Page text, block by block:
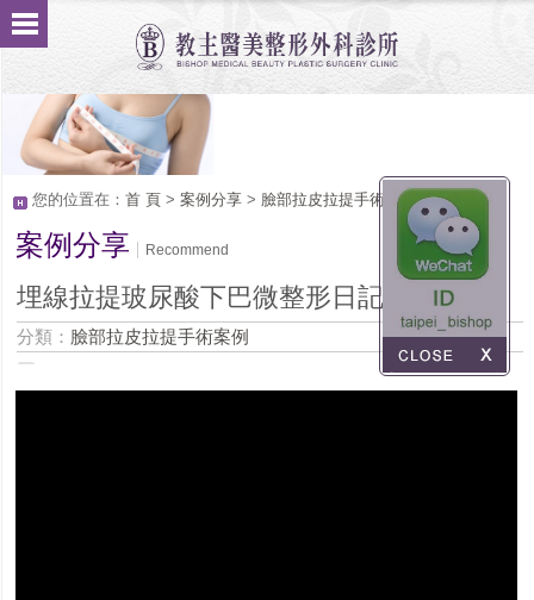
您的位置在： 首 頁> 案例分享> 臉部拉皮拉提手術案例
案例分享 Recommend
埋線拉提玻尿酸下巴微整形日記心得分享
分類： 臉部拉皮拉提手術案例